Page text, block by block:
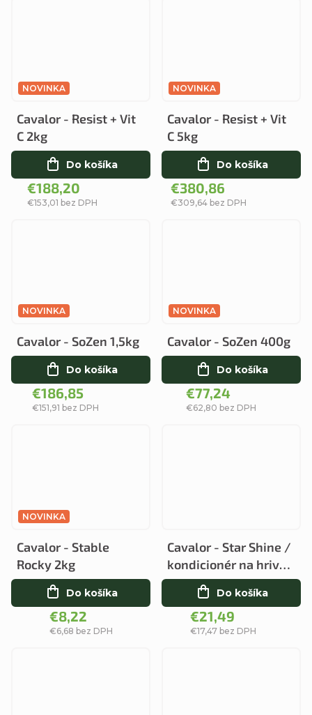
NOVINKA
Cavalor - Resist + Vit
C 2kg
€153,01 bez DPH
€188,20
Do košíka
NOVINKA
Cavalor - Resist + Vit
C 5kg
€309,64 bez DPH
€380,86
Do košíka
NOVINKA
Cavalor - SoZen 1,5kg
€151,91 bez DPH
€186,85
Do košíka
NOVINKA
Cavalor - SoZen 400g
€62,80 bez DPH
€77,24
Do košíka
NOVINKA
Cavalor - Stable
Rocky 2kg
€6,68 bez DPH
€8,22
Do košíka
Cavalor - Star Shine /
kondicionér na hrivu
a chvost
€17,47 bez DPH
€21,49
Do košíka